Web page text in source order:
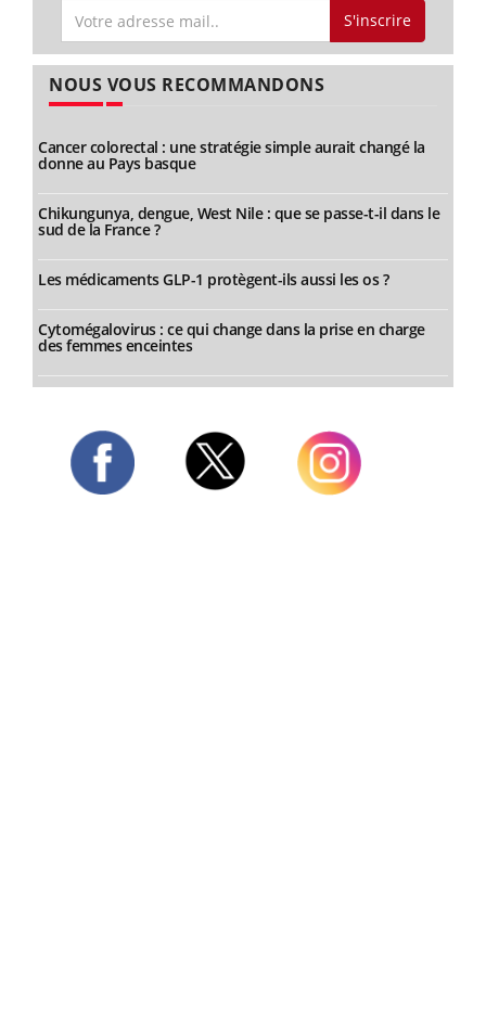
S'inscrire
NOUS VOUS RECOMMANDONS
Cancer colorectal : une stratégie simple aurait changé la
donne au Pays basque
Chikungunya, dengue, West Nile : que se passe-t-il dans le
sud de la France ?
Les médicaments GLP-1 protègent-ils aussi les os ?
Cytomégalovirus : ce qui change dans la prise en charge
des femmes enceintes